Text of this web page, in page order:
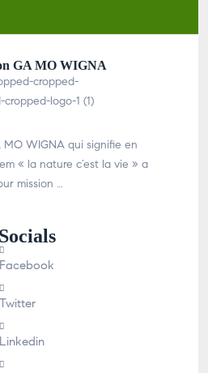
GA MO WIGNA
MO WIGNA qui signifie en
« la nature c’est la vie » a
mission …
Socials
Facebook
Twitter
Linkedin